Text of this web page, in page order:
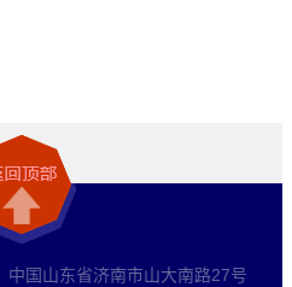
国山东省济南市山大南路27号